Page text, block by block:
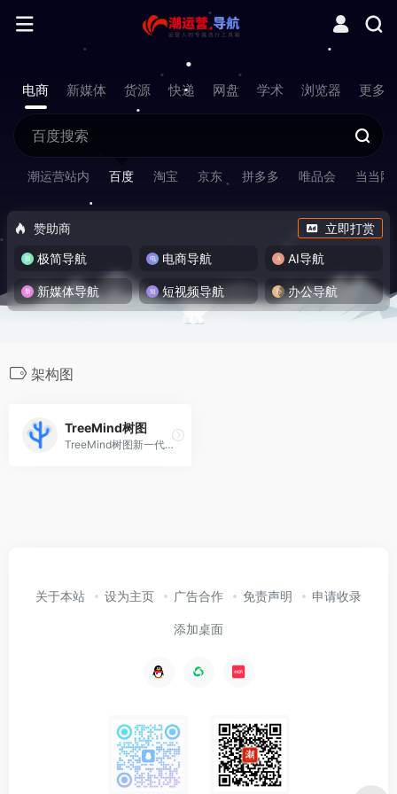
电商 新媒体 货源 快递 网盘 学术 浏览器 更多
潮运营站内 百度 淘宝 京东 拼多多 唯品会 当当网
赞助商
立即打赏
极简导航
电商导航 AI导航
新媒体导航 短视频导航 办公导航
架构图
TreeMind树图
TreeMind树图新一代思维导图，便捷的在线思维导图制作软件，专业的思维导图工具，提供大量免费思维导图模板，轻松制作脑图、树形图、鱼骨图、组织架构图、时间轴、时间线等结构思维导图，助力高效梳理思维，激发灵感。
关于本站 设为主页 广告合作 免责声明 申请收录
添加桌面